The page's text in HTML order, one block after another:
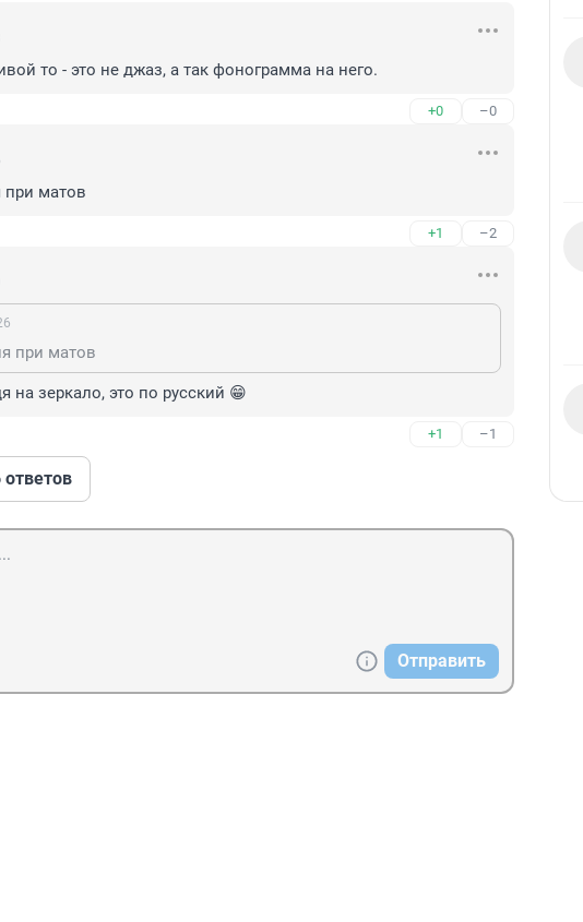
то - это не джаз, а так фонограмма на него.
+0 –0
матов
+1 –2
при матов
на зеркало, это по русский 😁
+1 –1
Отправить